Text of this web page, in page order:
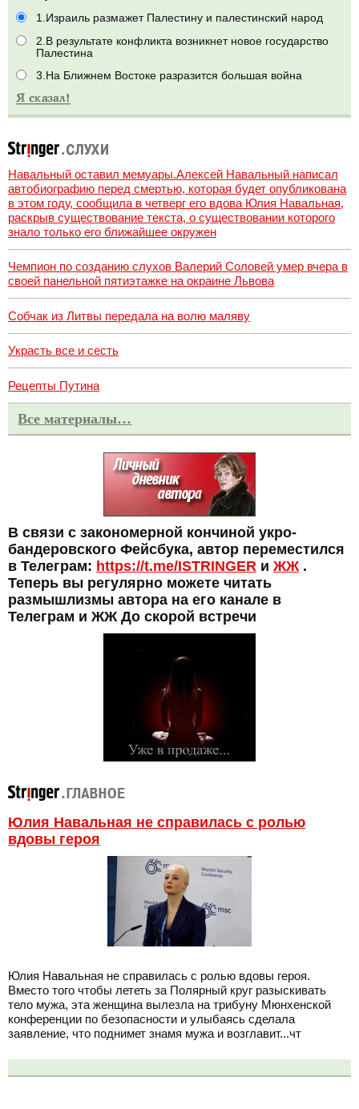
1.Израиль размажет Палестину и палестинский народ
2.В результате конфликта возникнет новое государство
Палестина
3.На Ближнем Востоке разразится большая война
Навальный оставил мемуары.Алексей Навальный написал
автобиографию перед смертью, которая будет опубликована
в этом году, сообщила в четверг его вдова Юлия Навальная,
раскрыв существование текста, о существовании которого
знало только его ближайшее окружен
Чемпион по созданию слухов Валерий Соловей умер вчера в
своей панельной пятиэтажке на окраине Львова
Собчак из Литвы передала на волю маляву
Украсть все и сесть
Рецепты Путина
Все материалы…
В связи с закономерной кончиной укро-
бандеровского Фейсбука, автор переместился
в Телеграм: https://t.me/ISTRINGER и ЖЖ .
Теперь вы регулярно можете читать
размышлизмы автора на его канале в
Телеграм и ЖЖ До скорой встречи
Юлия Навальная не справилась с ролью
вдовы героя
Юлия Навальная не справилась с ролью вдовы героя.
Вместо того чтобы лететь за Полярный круг разыскивать
тело мужа, эта женщина вылезла на трибуну Мюнхенской
конференции по безопасности и улыбаясь сделала
заявление, что поднимет знамя мужа и возглавит...чт